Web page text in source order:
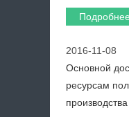
Подробнее
2016-11-08
Основной
ресурсам
производства